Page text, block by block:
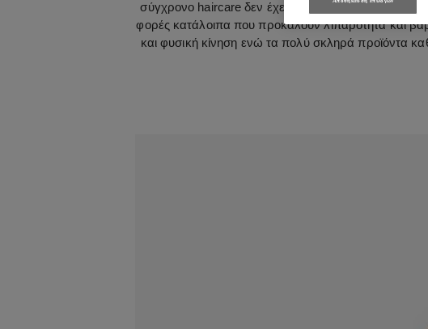
σύγχρονο haircare δεν έχει καταφέρει να
φορές κατάλοιπα που προκαλούν λιπαρότητα και
και φυσική κίνηση ενώ τα πολύ σκληρά προϊόντα